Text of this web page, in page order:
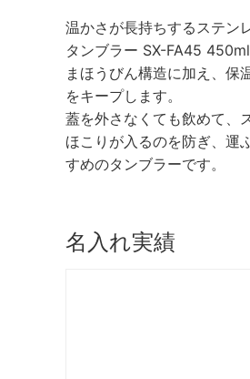
温かさが長持ちするステ
タンブラー SX-FA45 450ml
まほうびん構造に加え、保
をキープします。
蓋を外さなくても飲めて、
ほこりが入るのを防ぎ、運
すめのタンブラーです。
名入れ実績